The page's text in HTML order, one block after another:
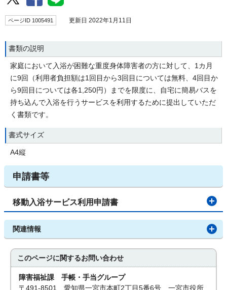
ページID 1005491 更新日 2022年1月11日
書類の説明
家庭において入浴が困難な重度身体障害者の方に対して、1カ月
に9回（利用者負担額は1回目から3回目については無料、4回目か
ら9回目については各1,250円）までを限度に、自宅に簡易バスを
持ち込んで入浴を行うサービスを利用するために提出していただ
く書類です。
書式サイズ
A4縦
申請書等
移動入浴サービス利用申請書
関連情報
このページに関するお問い合わせ
障害福祉課 手帳・手当グループ
〒491-8501 愛知県一宮市本町2丁目5番6号 一宮市役所